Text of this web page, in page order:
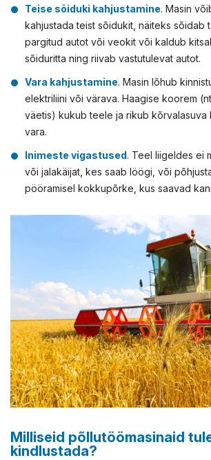
Teise sõiduki kahjustamine. Masin
kahjustada teist sõidukit, näiteks sõidab
pargitud autot või veokit või kaldub
sõiduritta ning riivab vastutulevat autot.
Vara kahjustamine. Masin lõhub
elektriliini või värava. Haagise koorem
väetis) kukub teele ja rikub kõrvalasuva
vara.
Inimeste vigastused. Teel liigeldes ei
või jalakäijat, kes saab löögi, või
pööramisel kokkupõrke, kus saavad
Milliseid põllutöömasinaid
kindlustada?